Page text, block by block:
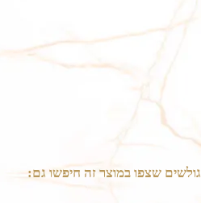
גולשים שצפו במוצר זה חיפשו גם: